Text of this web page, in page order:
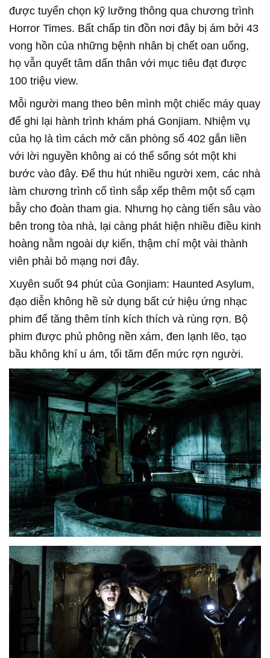
được tuyển chọn kỹ lưỡng thông qua chương trình
Horror Times. Bất chấp tin đồn nơi đây bị ám bởi 43
vong hồn của những bệnh nhân bị chết oan uổng,
họ vẫn quyết tâm dấn thân với mục tiêu đạt được
100 triệu view.
Mỗi người mang theo bên mình một chiếc máy quay
để ghi lại hành trình khám phá Gonjiam. Nhiệm vụ
của họ là tìm cách mở căn phòng số 402 gắn liền
với lời nguyền không ai có thể sống sót một khi
bước vào đây. Để thu hút nhiều người xem, các nhà
làm chương trình cố tình sắp xếp thêm một số cạm
bẫy cho đoàn tham gia. Nhưng họ càng tiến sâu vào
bên trong tòa nhà, lại càng phát hiện nhiều điều kinh
hoàng nằm ngoài dự kiến, thậm chí một vài thành
viên phải bỏ mạng nơi đây.
Xuyên suốt 94 phút của Gonjiam: Haunted Asylum,
đạo diễn không hề sử dụng bất cứ hiệu ứng nhạc
phim để tăng thêm tính kích thích và rùng rợn. Bộ
phim được phủ phông nền xám, đen lạnh lẽo, tạo
bầu không khí u ám, tối tăm đến mức rợn người.